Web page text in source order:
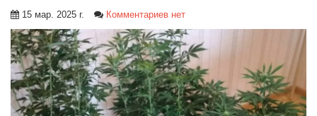
15 мар. 2025 г. Комментариев нет